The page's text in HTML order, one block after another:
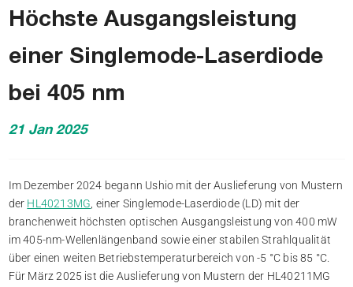
Höchste Ausgangsleistung
einer Singlemode-Laserdiode
bei 405 nm
21 Jan 2025
Im Dezember 2024 begann Ushio mit der Auslieferung von Mustern
der HL40213MG, einer Singlemode-Laserdiode (LD) mit der
branchenweit höchsten optischen Ausgangsleistung von 400 mW
im 405-nm-Wellenlängenband sowie einer stabilen Strahlqualität
über einen weiten Betriebstemperaturbereich von -5 °C bis 85 °C.
Für März 2025 ist die Auslieferung von Mustern der HL40211MG